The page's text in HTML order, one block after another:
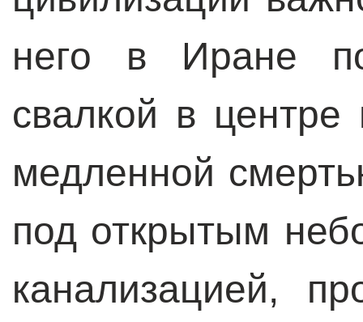
него в Иране
свалкой в
медленной
под открытым
канализацией,